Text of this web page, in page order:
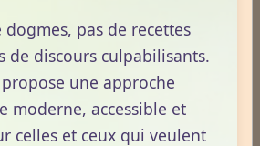
du Thé
et transpiration.
dogmes, pas de recettes
de discours culpabilisants.
propose une approche
moderne, accessible et
celles et ceux qui veulent